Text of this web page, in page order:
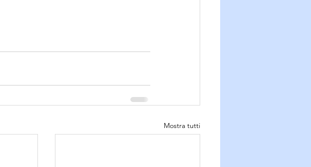
Mostra tutti